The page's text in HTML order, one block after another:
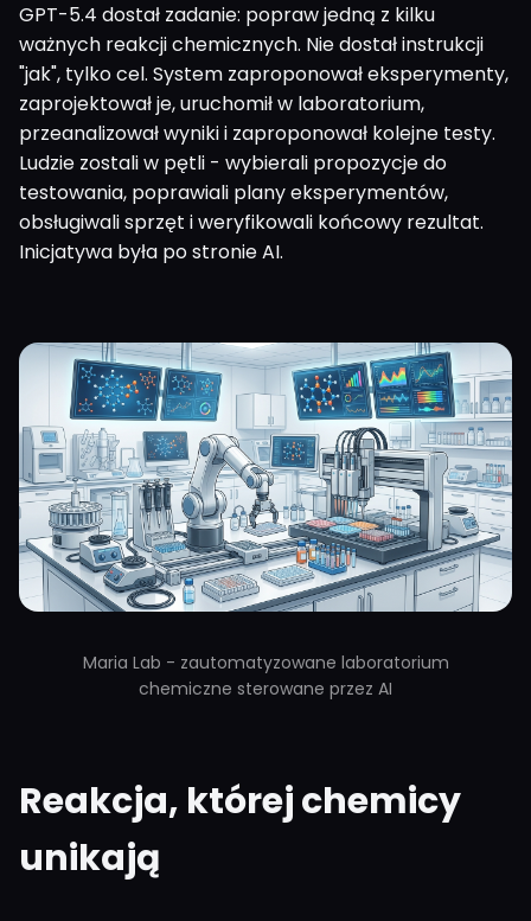
GPT-5.4 dostał zadanie: popraw jedną z kilku
ważnych reakcji chemicznych. Nie dostał instrukcji
"jak", tylko cel. System zaproponował eksperymenty,
zaprojektował je, uruchomił w laboratorium,
przeanalizował wyniki i zaproponował kolejne testy.
Ludzie zostali w pętli - wybierali propozycje do
testowania, poprawiali plany eksperymentów,
obsługiwali sprzęt i weryfikowali końcowy rezultat.
Inicjatywa była po stronie AI.
Maria Lab - zautomatyzowane laboratorium
chemiczne sterowane przez AI
Reakcja, której chemicy
unikają